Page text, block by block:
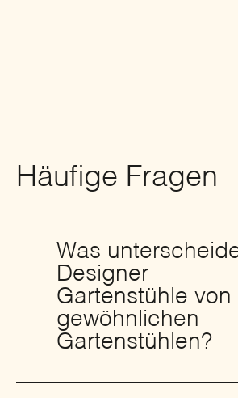
Häufige Fragen
Was
Designer
Gartenstühle von
gewöhnlichen
Gartenstühlen?